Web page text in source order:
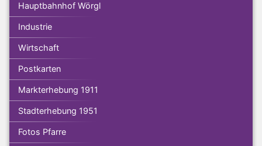
Hauptbahnhof Wörgl
Industrie
Wirtschaft
Postkarten
Markterhebung 1911
Stadterhebung 1951
Fotos Pfarre